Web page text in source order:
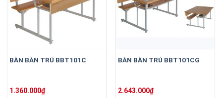
BÀN BÀN TRÚ BBT101C
1.360.000₫
BÀN BÀN TRÚ BBT101CG
2.643.000₫